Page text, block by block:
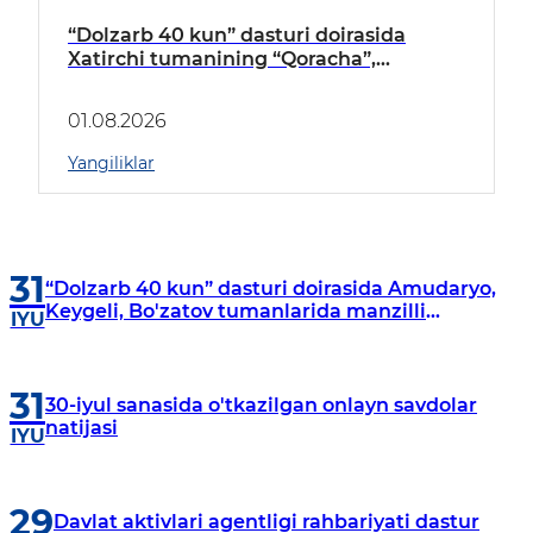
“Dolzarb 40 kun” dasturi doirasida
Xatirchi tumanining “Qoracha”,
borildi
01.08.2026
Yangiliklar
31
IYU
“Dolzarb 40 kun” dasturi doirasida Amudaryo,
Keygeli, Bo'zatov tumanlarida manzilli
31
IYU
30-iyul sanasida o'tkazilgan onlayn savdolar
natijasi
29Davlat aktivlari agentligi rahbariyati dastur